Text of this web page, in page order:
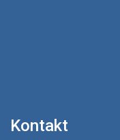
Kontakt